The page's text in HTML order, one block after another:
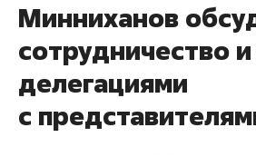
Минниханов
сотрудничество
делегациями
с